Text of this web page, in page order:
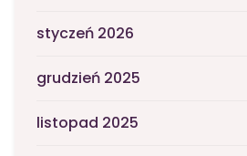
styczeń 2026
grudzień 2025
listopad 2025